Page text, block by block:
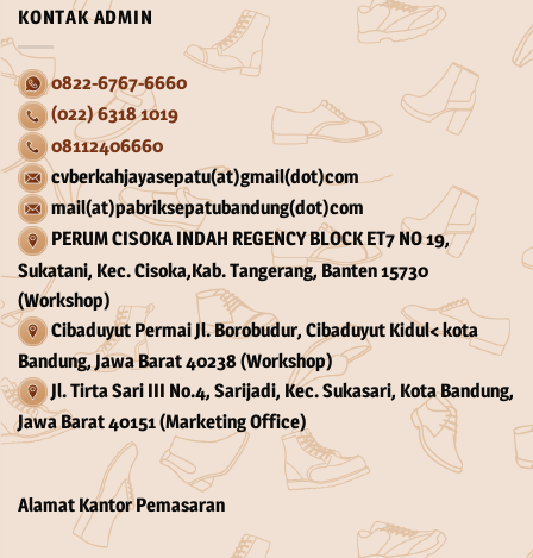
KONTAK ADMIN
0822-6767-6660
(022) 6318 1019
08112406660
cvberkahjayasepatu(at)gmail(dot)com
mail(at)pabriksepatubandung(dot)com
PERUM CISOKA INDAH REGENCY BLOCK ET7 NO 19,
Sukatani, Kec. Cisoka,Kab. Tangerang, Banten 15730
(Workshop)
Cibaduyut Permai Jl. Borobudur, Cibaduyut Kidul< kota
Bandung, Jawa Barat 40238 (Workshop)
Jl. Tirta Sari III No.4, Sarijadi, Kec. Sukasari, Kota Bandung,
Jawa Barat 40151 (Marketing Office)
Alamat Kantor Pemasaran